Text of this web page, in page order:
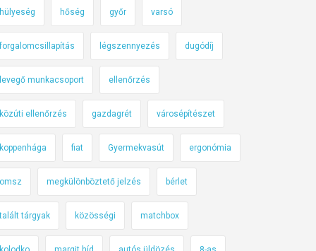
hülyeség hőség győr varsó
forgalomcsillapítás légszennyezés dugódíj
levegő munkacsoport ellenőrzés
közúti ellenőrzés gazdagrét városépítészet
koppenhága fiat Gyermekvasút ergonómia
omsz megkülönböztető jelzés bérlet
talált tárgyak közösségi matchbox